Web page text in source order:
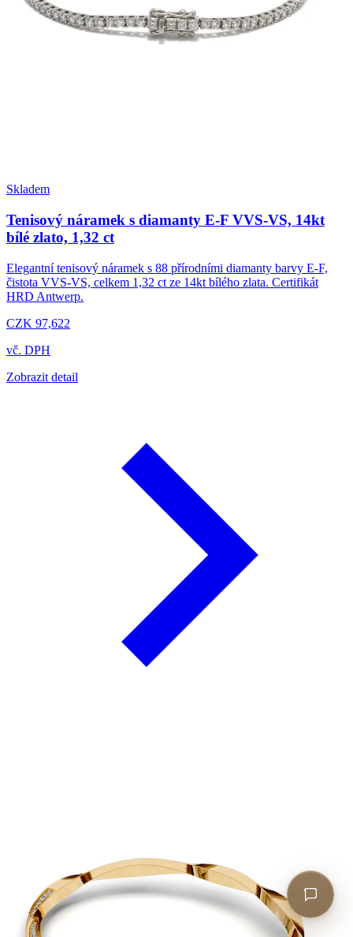
Skladem
Tenisový náramek s diamanty E-F VVS-VS, 14kt
bílé zlato, 1,32 ct
Elegantní tenisový náramek s 88 přírodními diamanty barvy E-F,
čistota VVS-VS, celkem 1,32 ct ze 14kt bílého zlata. Certifikát
HRD Antwerp.
CZK 97,622
vč. DPH
Zobrazit detail